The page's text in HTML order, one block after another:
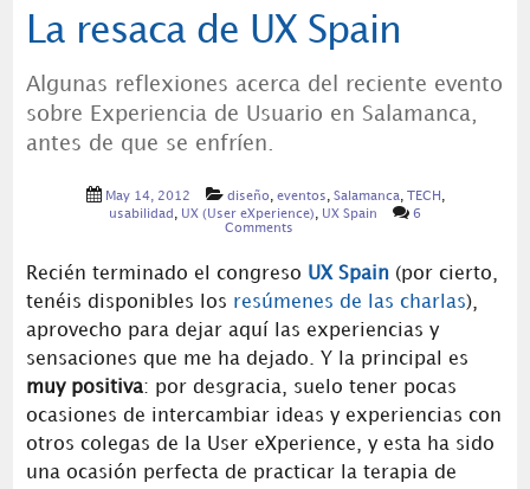
La resaca de UX Spain
Algunas reflexiones acerca del reciente evento
sobre Experiencia de Usuario en Salamanca,
antes de que se enfríen.
May 14, 2012 diseño eventos Salamanca TECH
usabilidad
UX (User eXperience) UX Spain
6
Comments
Recién terminado el congreso UX Spain(por cierto,
tenéis disponibles los resúmenes de las charlas),
aprovecho para dejar aquí las experiencias y
sensaciones que me ha dejado. Y la principal es
muy positiva: por desgracia, suelo tener pocas
ocasiones de intercambiar ideas y experiencias con
otros colegas de la User eXperience, y esta ha sido
una ocasión perfecta de practicar la terapia de